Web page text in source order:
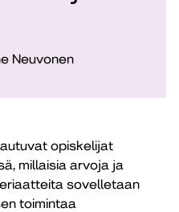
Neuvonen
opiskelijat
millaisia arvoja ja
sovelletaan
toimintaa